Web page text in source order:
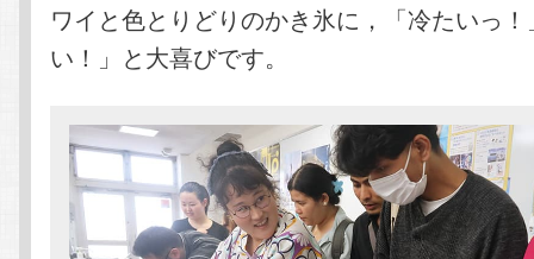
ワイと色とりどりのかき氷に，「冷たいっ
い！」と大喜びです。